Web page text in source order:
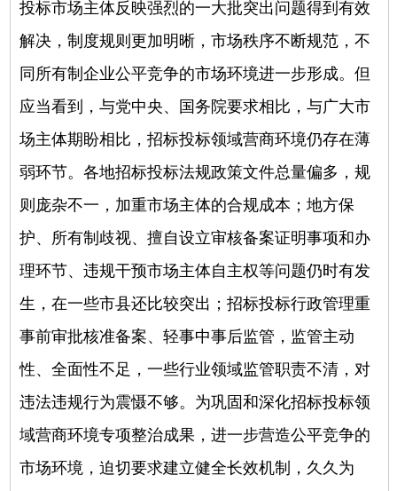
投标市场主体反映强烈的一大批突出问题得到有效
解决，制度规则更加明晰，市场秩序不断规范，不
同所有制企业公平竞争的市场环境进一步形成。但
应当看到，与党中央、国务院要求相比，与广大市
场主体期盼相比，招标投标领域营商环境仍存在薄
弱环节。各地招标投标法规政策文件总量偏多，规
则庞杂不一，加重市场主体的合规成本；地方保
护、所有制歧视、擅自设立审核备案证明事项和办
理环节、违规干预市场主体自主权等问题仍时有发
生，在一些市县还比较突出；招标投标行政管理重
事前审批核准备案、轻事中事后监管，监管主动
性、全面性不足，一些行业领域监管职责不清，对
违法违规行为震慑不够。为巩固和深化招标投标领
域营商环境专项整治成果，进一步营造公平竞争的
市场环境，迫切要求建立健全长效机制，久久为